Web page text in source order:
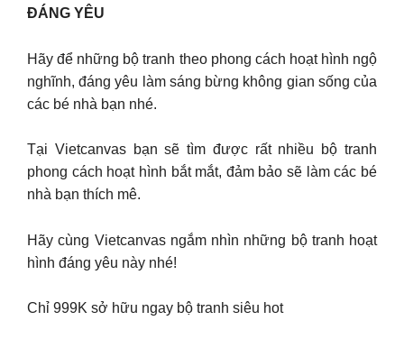
ĐÁNG YÊU
Hãy để những bộ tranh theo phong cách hoạt hình ngộ
nghĩnh, đáng yêu làm sáng bừng không gian sống của
các bé nhà bạn nhé.
Tại Vietcanvas bạn sẽ tìm được rất nhiều bộ tranh
phong cách hoạt hình bắt mắt, đảm bảo sẽ làm các bé
nhà bạn thích mê.
Hãy cùng Vietcanvas ngắm nhìn những bộ tranh hoạt
hình đáng yêu này nhé!
Chỉ 999K sở hữu ngay bộ tranh siêu hot